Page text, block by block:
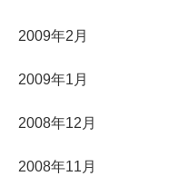
2009年2月
2009年1月
2008年12月
2008年11月